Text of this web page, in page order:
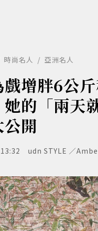
時尚名人 亞洲名人
戲增胖6公
的「兩天
開
udn STYLE ／